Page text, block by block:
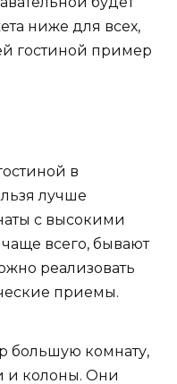
ниже для всех,
гостиной пример
в
лучше
с высокими
всего, бывают
реализовать
приемы.
большую комнату,
и колоны. Они